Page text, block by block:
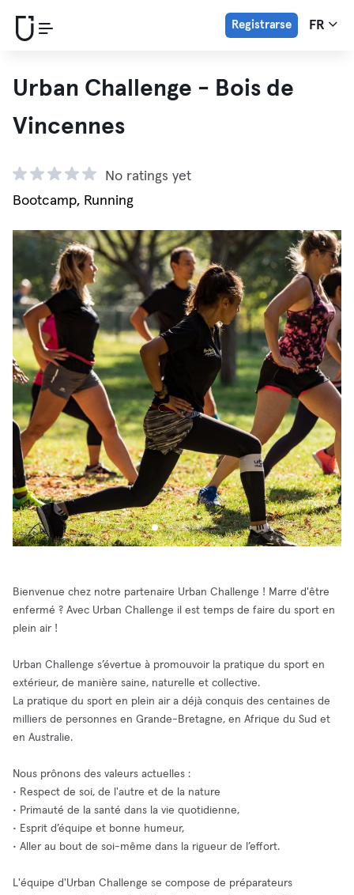
Registrarse FR
Urban Challenge - Bois de
Vincennes
No ratings yet
Bootcamp, Running
Bienvenue chez notre partenaire Urban Challenge ! Marre d'être
enfermé ? Avec Urban Challenge il est temps de faire du sport en
plein air !
Urban Challenge s’évertue à promouvoir la pratique du sport en
extérieur, de manière saine, naturelle et collective.
La pratique du sport en plein air a déjà conquis des centaines de
milliers de personnes en Grande-Bretagne, en Afrique du Sud et
en Australie.
Nous prônons des valeurs actuelles :
• Respect de soi, de l'autre et de la nature
• Primauté de la santé dans la vie quotidienne,
• Esprit d’équipe et bonne humeur,
• Aller au bout de soi-même dans la rigueur de l’effort.
L'équipe d'Urban Challenge se compose de préparateurs